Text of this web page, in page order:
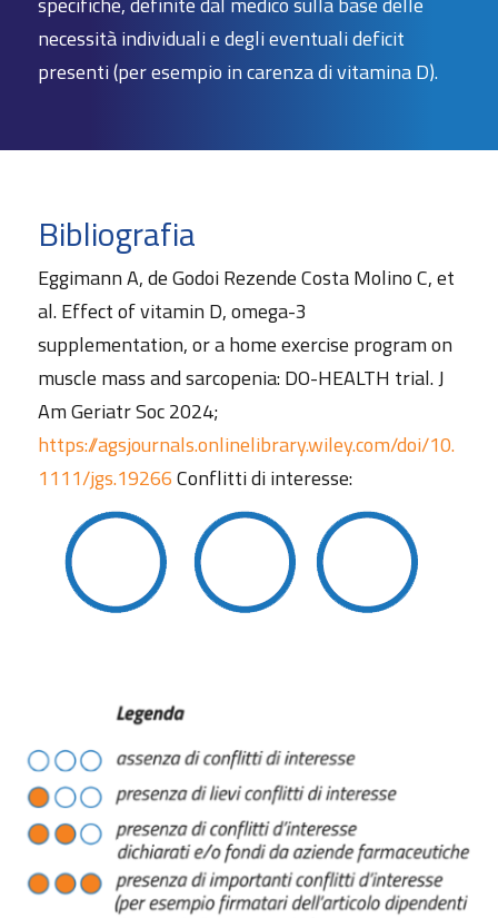
necessità individuali e degli eventuali deficit
presenti (per esempio in carenza di vitamina D).
Bibliografia
Eggimann A, de Godoi Rezende Costa Molino C, et
al. Effect of vitamin D, omega-3
supplementation, or a home exercise program on
muscle mass and sarcopenia: DO-HEALTH trial. J
Am Geriatr Soc 2024;
https://agsjournals.onlinelibrary.wiley.com/doi/10.
1111/jgs.19266Conflitti di interesse: